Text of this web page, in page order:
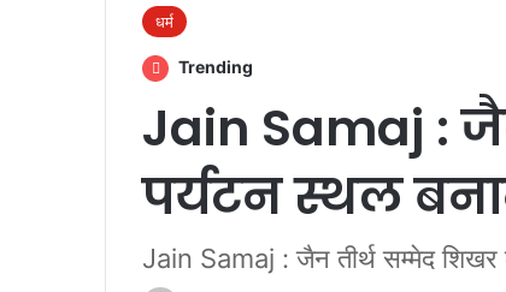
धर्म
Trending
Jain Samaj :
पर्यटन स्थल
Jain Samaj : जैन तीर्थ सम्मेद शिखर